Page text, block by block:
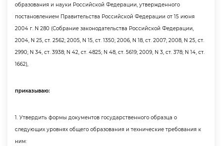
образования и науки Российской Федерации, утвержденного
постановлением Правительства Российской Федерации от 15 июня
2004 г. N 280 (Собрание законодательства Российской Федерации,
2004, N 25, ст. 2562; 2005, N 15, ст. 1350; 2006, N 18, ст. 2007; 2008, N 25, ст.
2990; N 34, ст. 3938; N 42, ст. 4825; N 48, ст. 5619; 2009, N 3, ст. 378; N 14, ст.
1662),
приказываю:
1. Утвердить формы документов государственного образца о
следующих уровнях общего образования и технические требования к
ним: